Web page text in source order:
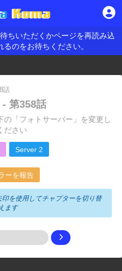
ちいただくかページを再読み込
のをお待ちください。
話
- 第358話
「フォトサーバー」を変更し
ださい
Server 2
ーを報告
を使用してチャプターを切り替
ます